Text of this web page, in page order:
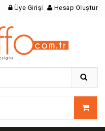
Üye Girişi Hesap Oluştur